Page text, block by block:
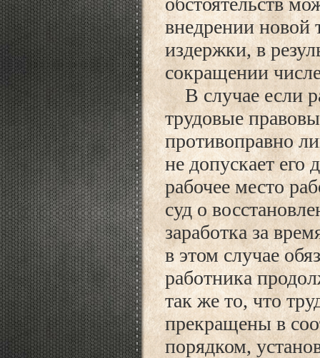
внедрении новой
издержки, в
сокращении
В случае если
трудовые
противоправно
не допускает его
рабочее место
суд о
заработка за
в этом случае
работника
так же то, что
прекращены в
порядком,